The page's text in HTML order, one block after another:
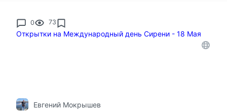
0 73
Открытки на Международный день Сирени - 18 Мая
Евгений Мокрышев